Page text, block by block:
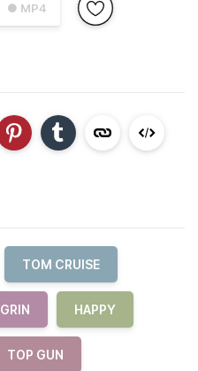
● MP4
TOM CRUISE
GRIN HAPPY
TOP GUN